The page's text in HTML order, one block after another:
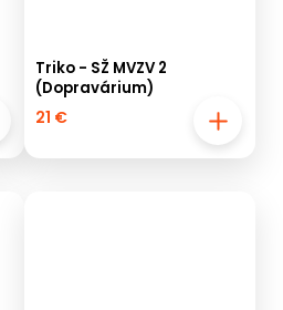
Triko - SŽ MVZV 2
(Dopravárium)
21 €